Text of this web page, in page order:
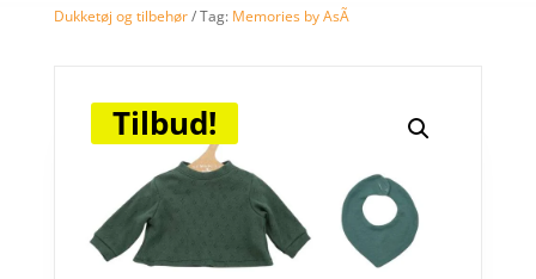
Dukketøj og tilbehør
Tag: Memories by AsÃ­
Tilbud!